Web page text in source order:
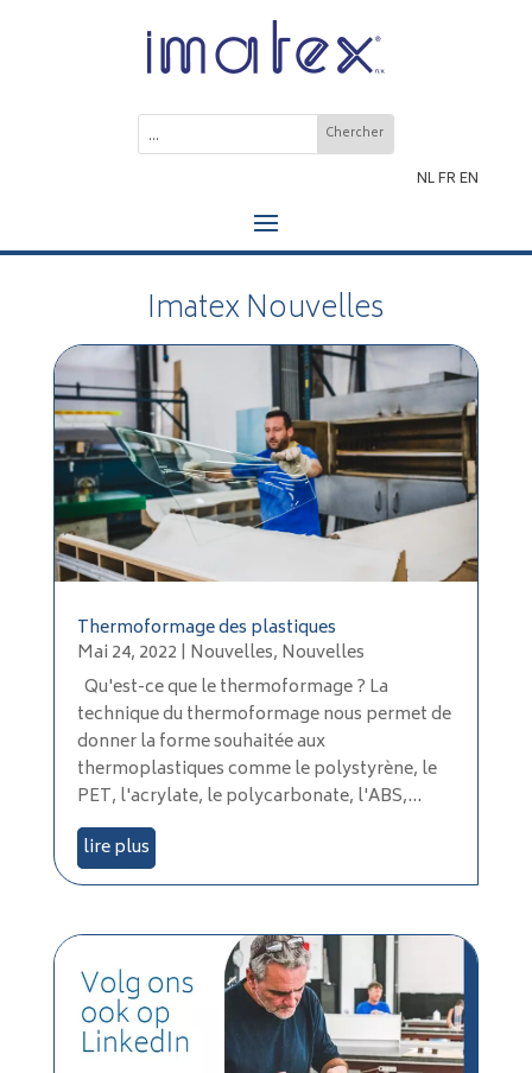
NLFREN
Imatex Nouvelles
Thermoformage des plastiques
Mai 24, 2022 | Nouvelles, Nouvelles
Qu'est-ce que le thermoformage ? La
technique du thermoformage nous permet de
donner la forme souhaitée aux
thermoplastiques comme le polystyrène, le
PET, l'acrylate, le polycarbonate, l'ABS,...
lire plus